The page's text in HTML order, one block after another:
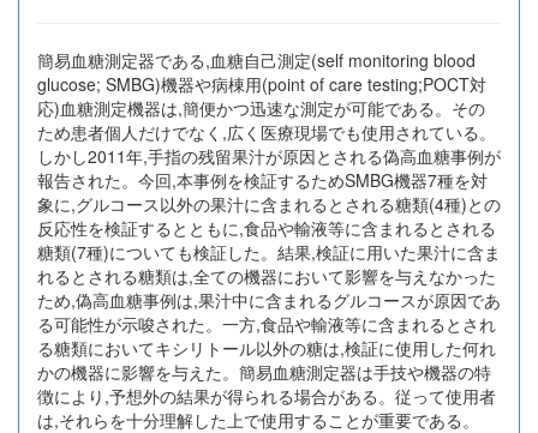
簡易血糖測定器である,血糖自己測定(self monitoring blood
glucose; SMBG)機器や病棟用(point of care testing;POCT対
応)血糖測定機器は,簡便かつ迅速な測定が可能である。その
ため患者個人だけでなく,広く医療現場でも使用されている。
しかし2011年,手指の残留果汁が原因とされる偽高血糖事例が
報告された。今回,本事例を検証するためSMBG機器7種を対
象に,グルコース以外の果汁に含まれるとされる糖類(4種)との
反応性を検証するとともに,食品や輸液等に含まれるとされる
糖類(7種)についても検証した。結果,検証に用いた果汁に含ま
れるとされる糖類は,全ての機器において影響を与えなかった
ため,偽高血糖事例は,果汁中に含まれるグルコースが原因であ
る可能性が示唆された。一方,食品や輸液等に含まれるとされ
る糖類においてキシリトール以外の糖は,検証に使用した何れ
かの機器に影響を与えた。簡易血糖測定器は手技や機器の特
徴により,予想外の結果が得られる場合がある。従って使用者
は,それらを十分理解した上で使用することが重要である。